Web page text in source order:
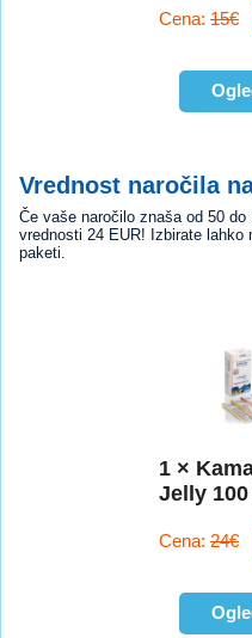
Cena: 15€
Vrednost naročila
Če vaše naročilo znaša od 50
vrednosti 24 EUR! Izbirate
paketi.
1 ×
Jelly
Cena: 24€